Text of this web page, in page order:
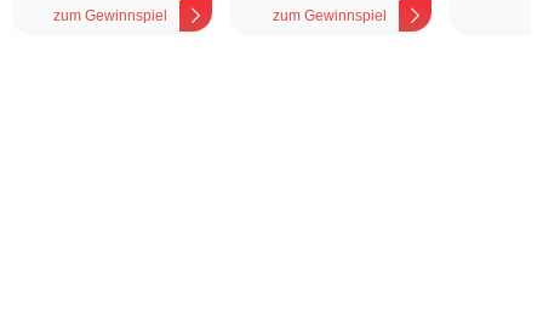
zum Gewinnspiel zum Gewinnspiel